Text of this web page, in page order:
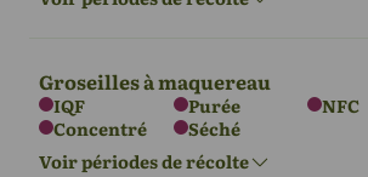
Sept - Déc
L'Europe
Juillet - août
Asie
Juillet - août
Groseilles à maquereau
IQF Purée
NFC
Concentré
Séché
Voir périodes de récolte